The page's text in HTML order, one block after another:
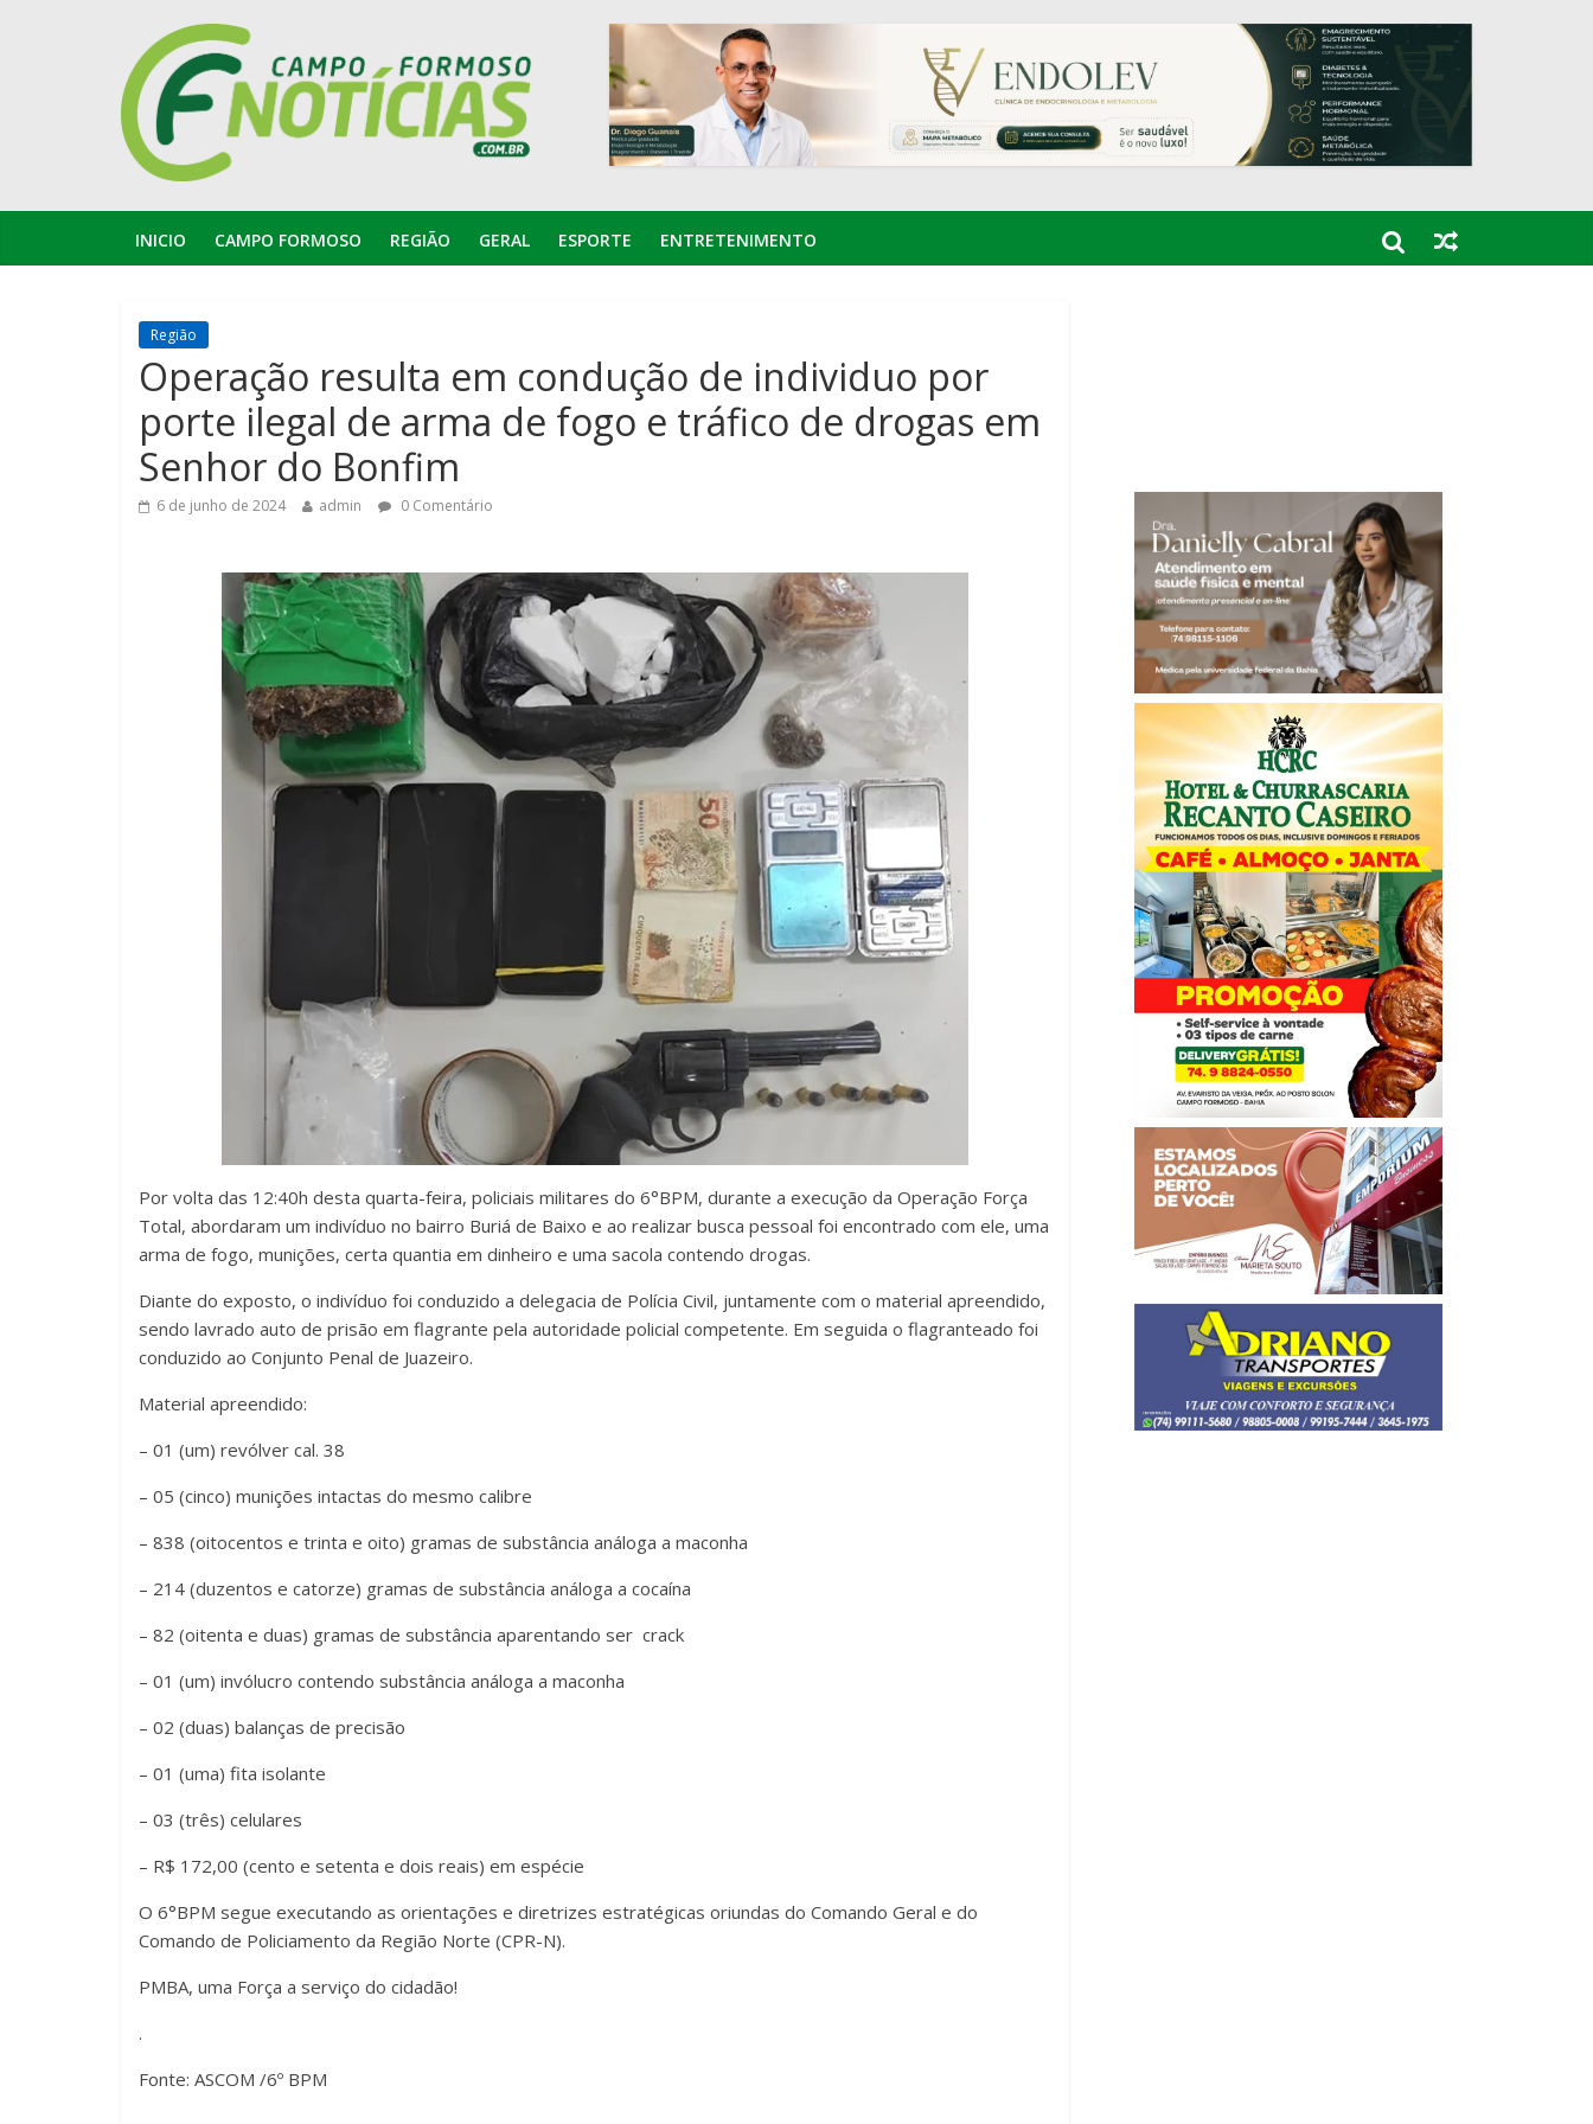
INICIO CAMPO FORMOSO REGIÃO GERAL ESPORTE ENTRETENIMENTO
Região
Operação resulta em condução de individuo por
porte ilegal de arma de fogo e tráfico de drogas em
Senhor do Bonfim
6 de junho de 2024 admin 0 Comentário
Por volta das 12:40h desta quarta-feira, policiais militares do 6°BPM, durante a execução da Operação Força
Total, abordaram um indivíduo no bairro Buriá de Baixo e ao realizar busca pessoal foi encontrado com ele, uma
arma de fogo, munições, certa quantia em dinheiro e uma sacola contendo drogas.
Diante do exposto, o indivíduo foi conduzido a delegacia de Polícia Civil, juntamente com o material apreendido,
sendo lavrado auto de prisão em flagrante pela autoridade policial competente. Em seguida o flagranteado foi
conduzido ao Conjunto Penal de Juazeiro.
Material apreendido:
– 01 (um) revólver cal. 38
– 05 (cinco) munições intactas do mesmo calibre
– 838 (oitocentos e trinta e oito) gramas de substância análoga a maconha
– 214 (duzentos e catorze) gramas de substância análoga a cocaína
– 82 (oitenta e duas) gramas de substância aparentando ser crack
– 01 (um) invólucro contendo substância análoga a maconha
– 02 (duas) balanças de precisão
– 01 (uma) fita isolante
– 03 (três) celulares
– R$ 172,00 (cento e setenta e dois reais) em espécie
O 6°BPM segue executando as orientações e diretrizes estratégicas oriundas do Comando Geral e do
Comando de Policiamento da Região Norte (CPR-N).
PMBA, uma Força a serviço do cidadão!
.
Fonte: ASCOM /6º BPM